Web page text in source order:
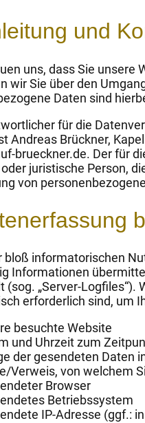
und
uns, dass Sie unsere
wir Sie über den
Daten sind
für die
Andreas Brückner,
brueckner.de. Der für
juristische Person,
von
bloß informatorischen
Informationen
(sog. „Server-Logfiles“).
erforderlich sind, um
besuchte Website
und Uhrzeit zum
der gesendeten Daten
Verweis, von welchem
Browser
Betriebssystem
IP-Adresse (ggf.: